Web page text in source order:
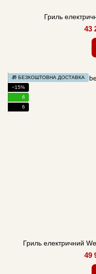
Гриль
43
🎁 БЕЗКОШТОВНА ДОСТАВКА
−15%
6
6
Гриль електричний
49